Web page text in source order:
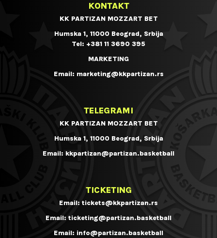
KONTAKT
KK PARTIZAN MOZZART BET
Humska 1, 11000 Beograd, Srbija
Tel: +381 11 3690 395
MARKETING
Email: marketing@kkpartizan.rs
TELEGRAMI
KK PARTIZAN MOZZART BET
Humska 1, 11000 Beograd, Srbija
Email: kkpartizan@partizan.basketball
TICKETING
Email: tickets@kkpartizan.rs
Email: ticketing@partizan.basketball
Email: info@partizan.basketball